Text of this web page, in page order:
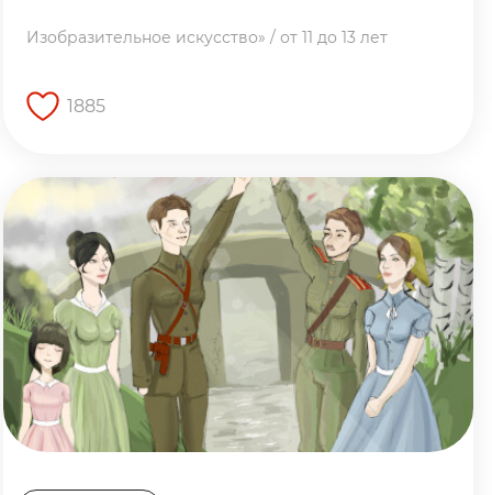
Изобразительное искусство» / от 11 до 13 лет
1885